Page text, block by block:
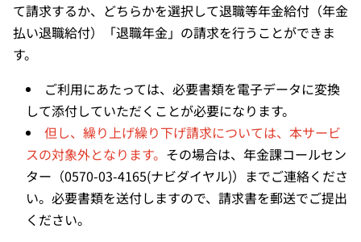
て請求するか、どちらかを選択して退職等年金給付（年金
払い退職給付）「退職年金」 の請求を行うことができま
す。
ご利用にあたっては、必要書類を電子データに変換
して添付していただくことが必要になります。
但し、繰り上げ繰り下げ請求については、本サービ
スの対象外となります。 その場合は、年金課コールセン
ター（0570-03-4165(ナビダイヤル)） までご連絡くださ
い。必要書類を送付しますので、請求書を郵送でご提出
ください。